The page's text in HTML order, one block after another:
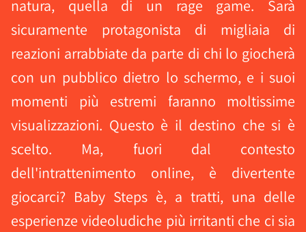
natura, quella di un rage game. Sarà
sicuramente protagonista di migliaia di
reazioni arrabbiate da parte di chi lo giocherà
con un pubblico dietro lo schermo, e i suoi
momenti più estremi faranno moltissime
visualizzazioni. Questo è il destino che si è
scelto. Ma, fuori dal contesto
dell'intrattenimento online, è divertente
giocarci? Baby Steps è, a tratti, una delle
esperienze videoludiche più irritanti che ci sia